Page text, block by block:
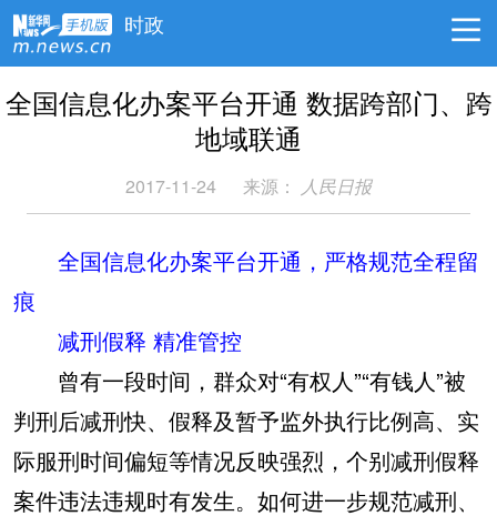
时政
全国信息化办案平台开通 数据跨部门、跨
地域联通
2017-11-24 来源： 人民日报
全国信息化办案平台开通，严格规范全程留
痕
减刑假释 精准管控
曾有一段时间，群众对“有权人”“有钱人”被
判刑后减刑快、假释及暂予监外执行比例高、实
际服刑时间偏短等情况反映强烈，个别减刑假释
案件违法违规时有发生。如何进一步规范减刑、